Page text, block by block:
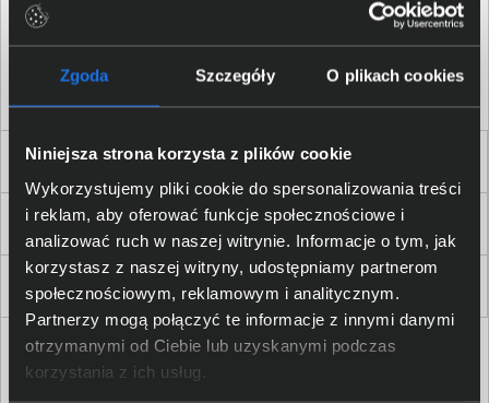
Zgoda Szczegóły O plikach cookies
Niniejsza strona korzysta z plików cookie
Wykorzystujemy pliki cookie do spersonalizowania treści
i reklam, aby oferować funkcje społecznościowe i
analizować ruch w naszej witrynie. Informacje o tym, jak
korzystasz z naszej witryny, udostępniamy partnerom
społecznościowym, reklamowym i analitycznym.
Partnerzy mogą połączyć te informacje z innymi danymi
otrzymanymi od Ciebie lub uzyskanymi podczas
korzystania z ich usług.
Dla Firm i Instytucji
Zakupy
Delkom 2000